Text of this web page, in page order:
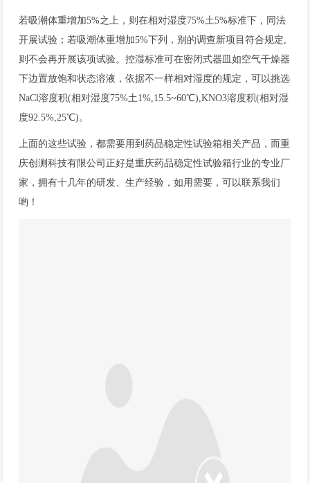
若吸潮体重增加5%之上，则在相对湿度75%土5%标准下，同法
开展试验；若吸潮体重增加5%下列，别的调查新项目符合规定,
则不会再开展该项试验。控湿标准可在密闭式器皿如空气干燥器
下边置放饱和状态溶液，依据不一样相对湿度的规定，可以挑选
NaCl溶度积(相对湿度75%土1%,15.5~60℃),KNO3溶度积(相对湿
度92.5%,25℃)。
上面的这些试验，都需要用到药品稳定性试验箱相关产品，而重
庆创测科技有限公司正好是重庆药品稳定性试验箱行业的专业厂
家，拥有十几年的研发、生产经验，如用需要，可以联系我们
哟！